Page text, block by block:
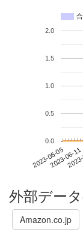
2023-06-052023-06-11
0.0
0.5
1.0
1.5
2.0
外部デー
Amazon.co.jp